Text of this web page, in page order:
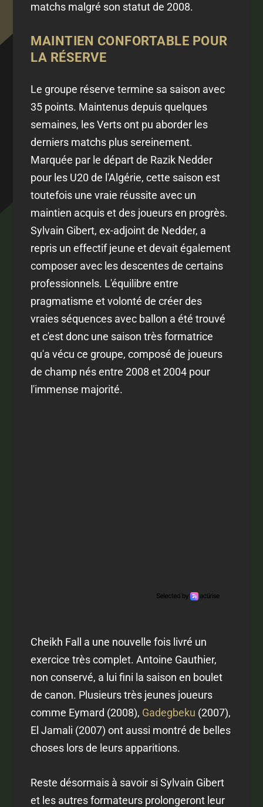
matchs malgré son statut de 2008.
MAINTIEN CONFORTABLE POUR
LA RÉSERVE
Le groupe réserve termine sa saison avec
35 points. Maintenus depuis quelques
semaines, les Verts ont pu aborder les
derniers matchs plus sereinement.
Marquée par le départ de Razik Nedder
pour les U20 de l'Algérie, cette saison est
toutefois une vraie réussite avec un
maintien acquis et des joueurs en progrès.
Sylvain Gibert, ex-adjoint de Nedder, a
repris un effectif jeune et devait également
composer avec les descentes de certains
professionnels. L'équilibre entre
pragmatisme et volonté de créer des
vraies séquences avec ballon a été trouvé
et c'est donc une saison très formatrice
qu'a vécu ce groupe, composé de joueurs
de champ nés entre 2008 et 2004 pour
l'immense majorité.
Cheikh Fall a une nouvelle fois livré un
exercice très complet. Antoine Gauthier,
non conservé, a lui fini la saison en boulet
de canon. Plusieurs très jeunes joueurs
comme Eymard (2008), Gadegbeku (2007),
El Jamali (2007) ont aussi montré de belles
choses lors de leurs apparitions.
Reste désormais à savoir si Sylvain Gibert
et les autres formateurs prolongeront leur